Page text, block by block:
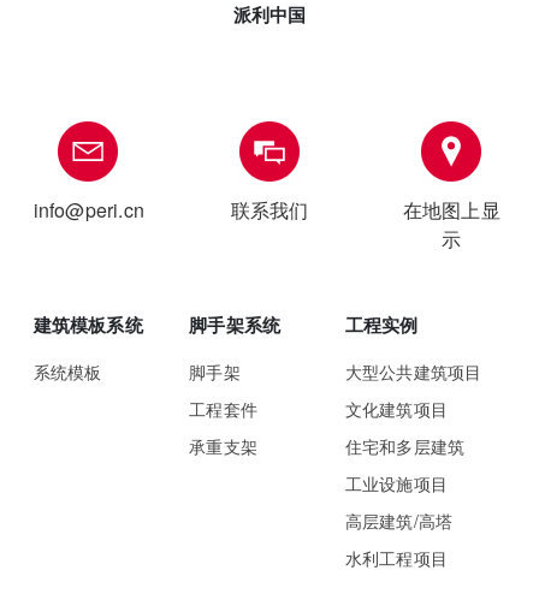
派利中国
info@peri.cn 联系我们
在地图上显
示
建筑模板系统
系统模板
脚手架系统
脚手架
工程套件
承重支架
工程实例
大型公共建筑项目
文化建筑项目
住宅和多层建筑
工业设施项目
高层建筑/高塔
水利工程项目